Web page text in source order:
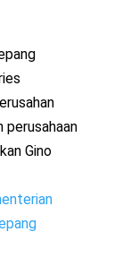
perusahaan
Gino